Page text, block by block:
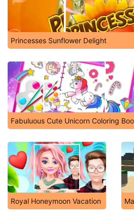
Princesses Sunflower Delight
Fabuluous Cute Unicorn Coloring
Royal Honeymoon Vacation